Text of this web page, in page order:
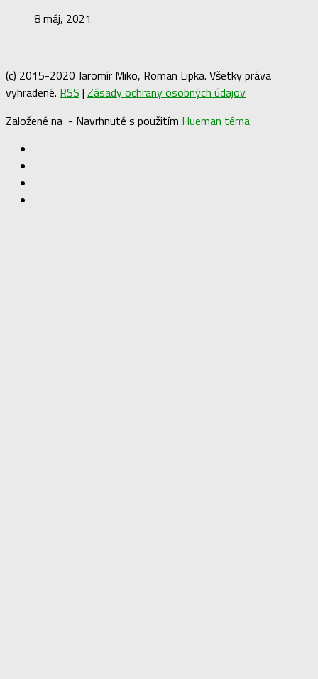
8 máj, 2021
(c) 2015-2020 Jaromír Miko, Roman Lipka. Všetky práva
vyhradené. RSS | Zásady ochrany osobných údajov
Založené na - Navrhnuté s použitím Hueman téma